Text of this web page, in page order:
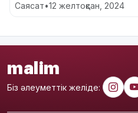
Саясат•12 желтоқсан, 2024
malim
Біз әлеуметтік желіде: